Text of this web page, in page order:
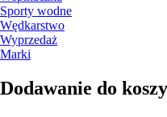
Sporty wodne
Wędkarstwo
Wyprzedaż
Marki
Dodawanie do